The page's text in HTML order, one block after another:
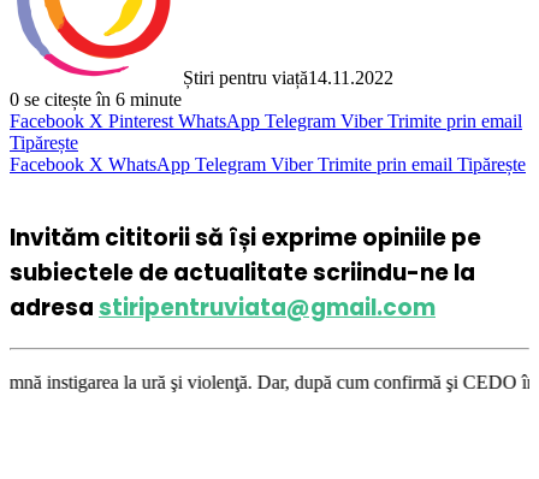
Știri pentru viață14.11.2022
0 se citește în 6 minute
Facebook X Pinterest WhatsApp Telegram Viber Trimite prin email
Tipărește
Facebook X WhatsApp Telegram Viber Trimite prin email Tipărește
Invităm cititorii să își exprime opiniile pe
subiectele de actualitate scriindu-ne la
adresastiripentruviata@gmail.com
la ură şi violenţă. Dar, după cum confirmă şi CEDO în cazul